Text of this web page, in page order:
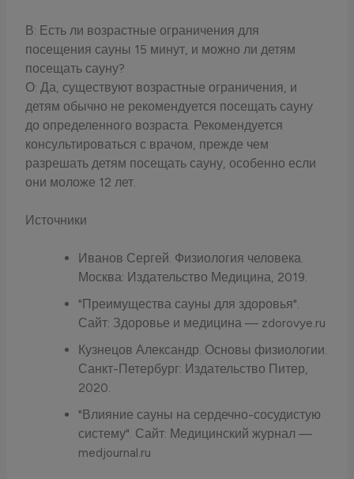
В: Есть ли возрастные ограничения для
посещения сауны 15 минут, и можно ли детям
посещать сауну?
О: Да, существуют возрастные ограничения, и
детям обычно не рекомендуется посещать сауну
до определенного возраста. Рекомендуется
консультироваться с врачом, прежде чем
разрешать детям посещать сауну, особенно если
они моложе 12 лет.
Источники
Иванов Сергей. Физиология человека.
Москва: Издательство Медицина, 2019.
"Преимущества сауны для здоровья".
Сайт: Здоровье и медицина — zdorovye.ru
Кузнецов Александр. Основы физиологии.
Санкт-Петербург: Издательство Питер,
2020.
"Влияние сауны на сердечно-сосудистую
систему". Сайт: Медицинский журнал —
medjournal.ru